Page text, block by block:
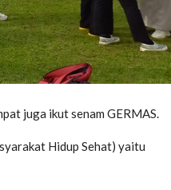
juga ikut senam GERMAS.
Hidup Sehat) yaitu